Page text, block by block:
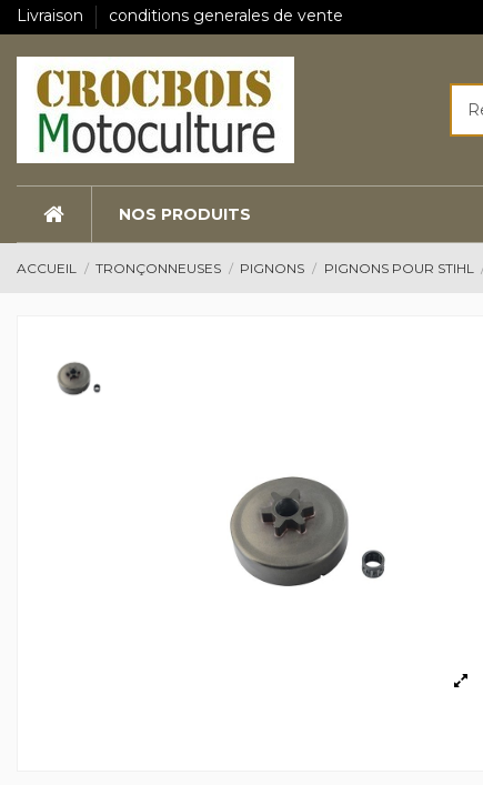
Livraison conditions generales de vente
NOS PRODUITS
ACCUEIL TRONÇONNEUSES PIGNONS PIGNONS POUR STIHL